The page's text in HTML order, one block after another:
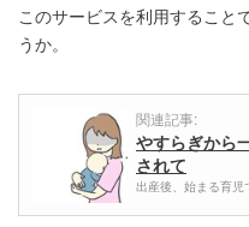
このサービスを利用すること
うか。
関連記事:
やすらぎから
されて
出産後、始まる育